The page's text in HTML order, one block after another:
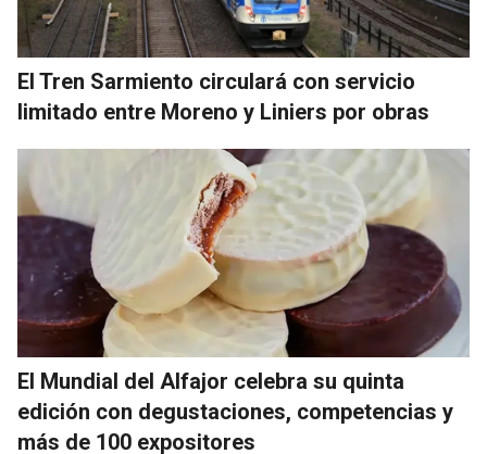
El Tren Sarmiento circulará con servicio
limitado entre Moreno y Liniers por obras
El Mundial del Alfajor celebra su quinta
edición con degustaciones, competencias y
más de 100 expositores